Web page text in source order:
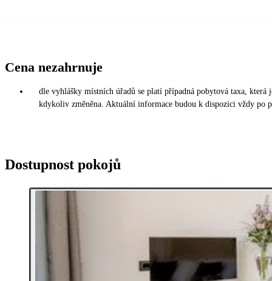
Cena nezahrnuje
dle vyhlášky místních úřadů se platí případná pobytová taxa,
kdykoliv změněna. Aktuální informace budou k dispozici vždy po
Dostupnost pokojů